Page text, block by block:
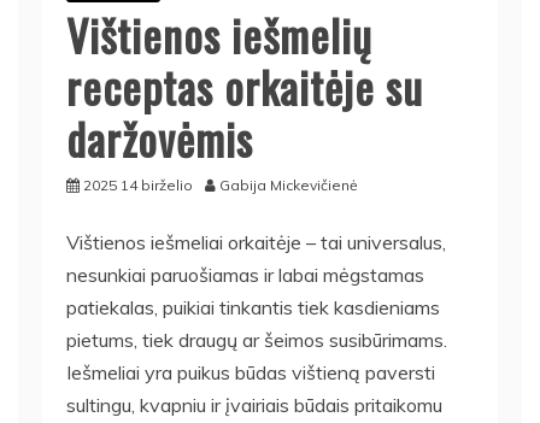
Vištienos iešmelių
receptas orkaitėje su
daržovėmis
2025 14 birželio Gabija Mickevičienė
Vištienos iešmeliai orkaitėje – tai universalus,
nesunkiai paruošiamas ir labai mėgstamas
patiekalas, puikiai tinkantis tiek kasdieniams
pietums, tiek draugų ar šeimos susibūrimams.
Iešmeliai yra puikus būdas vištieną paversti
sultingu, kvapniu ir įvairiais būdais pritaikomu